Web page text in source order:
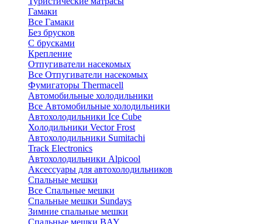
Гамаки
Все Гамаки
Без брусков
С брусками
Крепление
Отпугиватели насекомых
Все Отпугиватели насекомых
Фумигаторы Thermacell
Автомобильные холодильники
Все Автомобильные холодильники
Автохолодильники Ice Cube
Холодильники Vector Frost
Автохолодильники Sumitachi
Track Electronics
Автохолодильники Alpicool
Аксессуары для автохолодильников
Спальные мешки
Все Спальные мешки
Спальные мешки Sundays
Зимние спальные мешки
Спальные мешки BAY